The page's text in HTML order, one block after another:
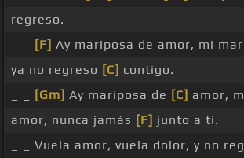
regreso.
[F] Ay mariposa de amor, mi
ya no regreso [C] contigo.
[Gm] Ay mariposa de [C] amor,
amor, nunca jamás [F] junto a ti.
_ _ Vuela amor, vuela dolor, y no